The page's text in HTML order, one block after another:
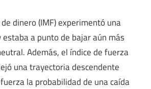
dinero (IMF) experimentó una
estaba a punto de bajar aún más
Además, el índice de fuerza
una trayectoria descendente
la probabilidad de una caída